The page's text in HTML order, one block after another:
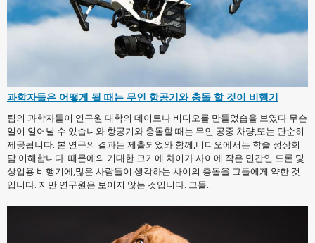
과학자들은 어떻게 될 때는 무인 항공기와 충돌 할 것이 비행기
팀의 과학자들이 연구원 대학의 데이토나 비디오를 만들었습을 보였다 무슨
일이 일어날 수 있습니와 항공기와 충돌할 때는 무인 공중 차량,또는 단순히
제공됩니다. 본 연구의 결과는 제출되었와 함께,비디오에서는 학술 정상회
담 이해합니다. 때문에의 거대한 크기에 차이가 사이에 작은 민간인 드론 및
상업용 비행기에,많은 사람들이 생각하는 사이의 충돌을 그들에게 약한 것
입니다. 지만 연구원은 보이지 않는 것입니다. 그들...